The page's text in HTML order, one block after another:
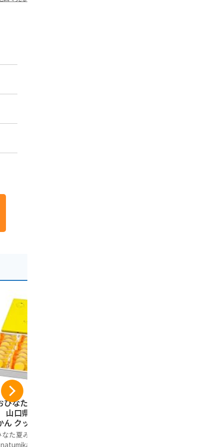
ひなた夏みか
山口県限定 夏
ん クッキー (21
り) 山口県 萩の
かん タルトクッ
た夏みかん(ohin